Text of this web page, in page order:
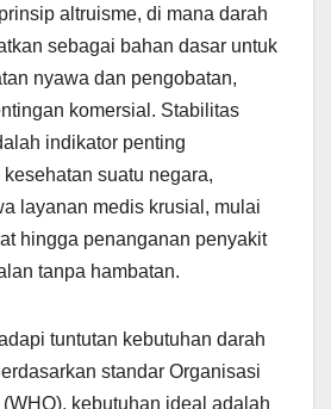
altruisme, di mana darah
sebagai bahan dasar untuk
nyawa dan pengobatan,
komersial. Stabilitas
indikator penting
suatu negara,
layanan medis krusial, mulai
hingga penanganan penyakit
tanpa hambatan.
tuntutan kebutuhan darah
standar Organisasi
kebutuhan ideal adalah